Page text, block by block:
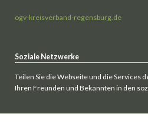
ogv-kreisverband-regensburg.de
Soziale Netzwerke
Teilen Sie die Webseite und die Services
Ihren Freunden und Bekannten in den